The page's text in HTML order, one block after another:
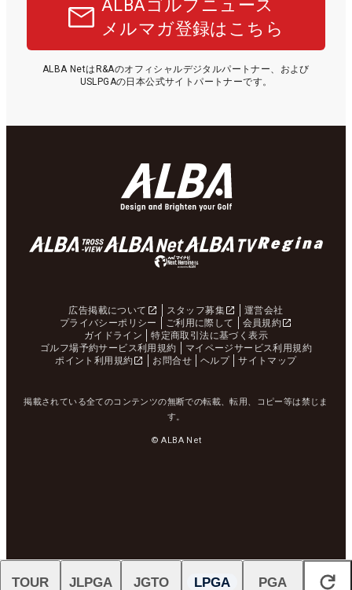
ALBAゴルフニュース
メルマガ登録はこちら
ALBA NetはR&Aのオフィシャルデジタルパートナー、および
USLPGAの日本公式サイトパートナーです。
広告掲載について スタッフ募集
運営会社
プライバシーポリシー
ご利用に際して
会員規約
ガイドライン
特定商取引法に基づく表示
ゴルフ場予約サービス利用規約
マイページサービス利用規約
ポイント利用規約
お問合せ ヘルプ サイトマップ
掲載されている全てのコンテンツの無断での転載、転用、コピー等は禁じま
す。
© ALBA Net
閉じる
TOUR JLPGA JGTO LPGA PGA